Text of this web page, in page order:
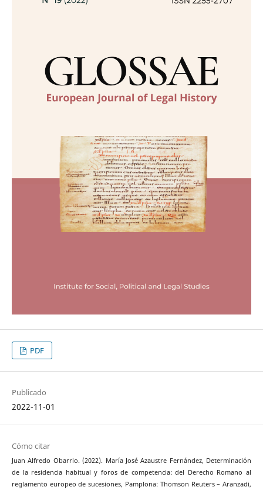
PDF
Publicado
2022-11-01
Cómo citar
Juan Alfredo Obarrio. (2022). María José Azaustre Fernández, Determinación
de la residencia habitual y foros de competencia: del Derecho Romano al
reglamento europeo de sucesiones, Pamplona: Thomson Reuters – Aranzadi,